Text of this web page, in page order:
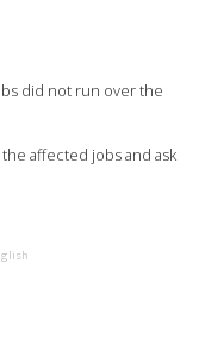
did not run over the
affected jobs and ask